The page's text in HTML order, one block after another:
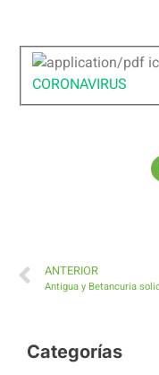
CORONAVIRUS
ANTERIOR
Categorías